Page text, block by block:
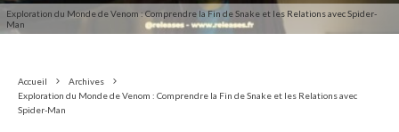
Exploration du Monde de Venom : Comprendre la Fin de Snake et les Relations avec Spider-
Man
Accueil
Archives
Exploration du Monde de Venom : Comprendre la Fin de Snake et les Relations avec
Spider-Man